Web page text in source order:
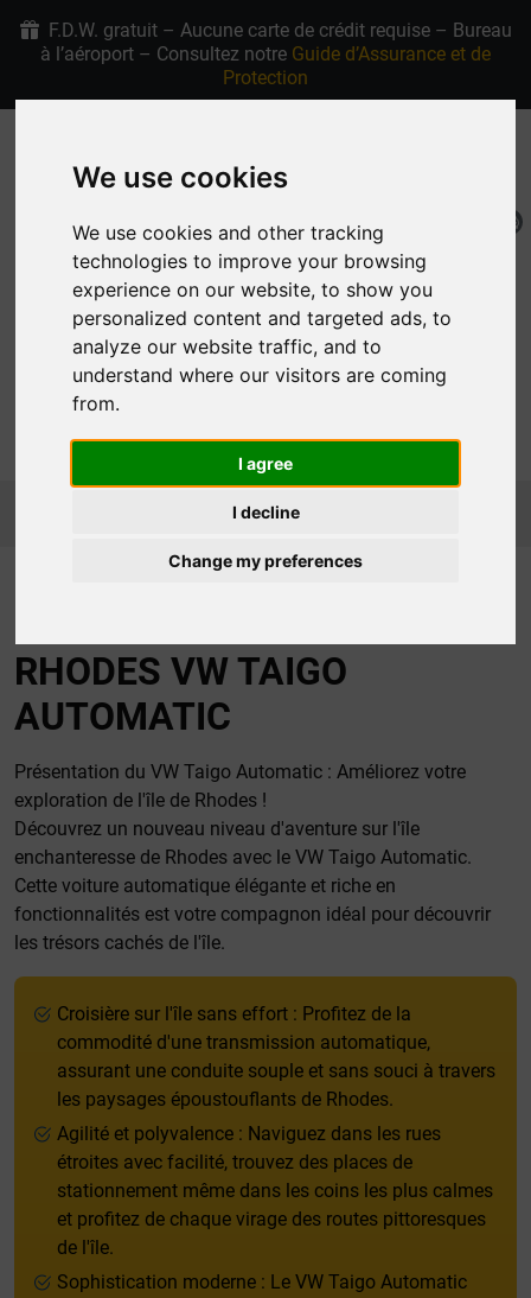
F.D.W. gratuit – Aucune carte de crédit requise – Bureau
à l’aéroport – Consultez notre Guide d’Assurance et de
Protection
Ma Réservation
MENU
Location de Voitures à Rhodes Voitures
VW TAIGO AUTOMATIC
RHODES VW TAIGO
AUTOMATIC
Présentation du VW Taigo Automatic : Améliorez votre
exploration de l'île de Rhodes !
Découvrez un nouveau niveau d'aventure sur l'île
enchanteresse de Rhodes avec le VW Taigo Automatic.
Cette voiture automatique élégante et riche en
fonctionnalités est votre compagnon idéal pour découvrir
les trésors cachés de l'île.
Croisière sur l'île sans effort : Profitez de la
commodité d'une transmission automatique,
assurant une conduite souple et sans souci à travers
les paysages époustouflants de Rhodes.
Agilité et polyvalence : Naviguez dans les rues
étroites avec facilité, trouvez des places de
stationnement même dans les coins les plus calmes
et profitez de chaque virage des routes pittoresques
de l'île.
Sophistication moderne : Le VW Taigo Automatic
We use cookies
We use cookies and other tracking
technologies to improve your browsing
experience on our website, to show you
personalized content and targeted ads, to
analyze our website traffic, and to
understand where our visitors are coming
from.
I agree
I decline
Change my preferences